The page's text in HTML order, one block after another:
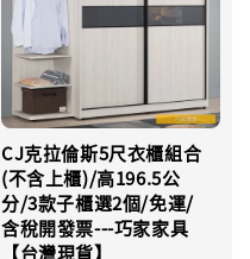
CJ克拉倫斯5尺衣櫃組合
(不含上櫃)/高196.5公
分/3款子櫃選2個/免運/
含稅開發票---巧家家具
【台灣現貨】